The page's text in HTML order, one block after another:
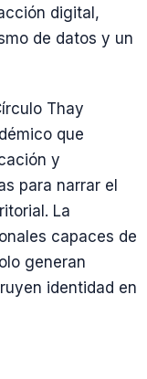
digital,
de datos y un
Thay
que
y
para narrar el
La
capaces de
generan
identidad en